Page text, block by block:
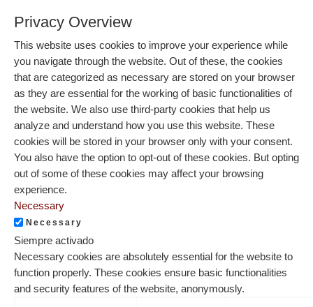
Privacy Overview
This website uses cookies to improve your experience while
you navigate through the website. Out of these, the cookies
that are categorized as necessary are stored on your browser
as they are essential for the working of basic functionalities of
the website. We also use third-party cookies that help us
analyze and understand how you use this website. These
cookies will be stored in your browser only with your consent.
You also have the option to opt-out of these cookies. But opting
out of some of these cookies may affect your browsing
experience.
Necessary
Necessary
Siempre activado
Necessary cookies are absolutely essential for the website to
function properly. These cookies ensure basic functionalities
and security features of the website, anonymously.